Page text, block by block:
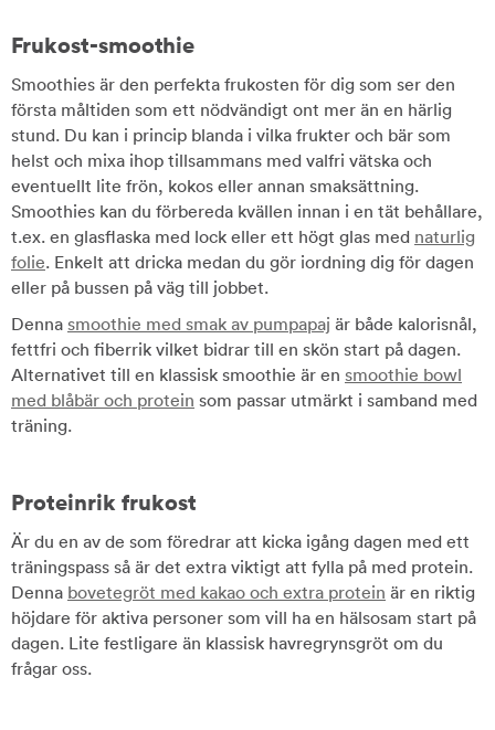
Frukost-smoothie
Smoothies är den perfekta frukosten för dig som ser den
första måltiden som ett nödvändigt ont mer än en härlig
stund. Du kan i princip blanda i vilka frukter och bär som
helst och mixa ihop tillsammans med valfri vätska och
eventuellt lite frön, kokos eller annan smaksättning.
Smoothies kan du förbereda kvällen innan i en tät behållare,
t.ex. en glasflaska med lock eller ett högt glas med naturlig
folie. Enkelt att dricka medan du gör iordning dig för dagen
eller på bussen på väg till jobbet.
Denna smoothie med smak av pumpapaj är både kalorisnål,
fettfri och fiberrik vilket bidrar till en skön start på dagen.
Alternativet till en klassisk smoothie är en smoothie bowl
med blåbär och protein som passar utmärkt i samband med
träning.
Proteinrik frukost
Är du en av de som föredrar att kicka igång dagen med ett
träningspass så är det extra viktigt att fylla på med protein.
Denna bovetegröt med kakao och extra protein är en riktig
höjdare för aktiva personer som vill ha en hälsosam start på
dagen. Lite festligare än klassisk havregrynsgröt om du
frågar oss.